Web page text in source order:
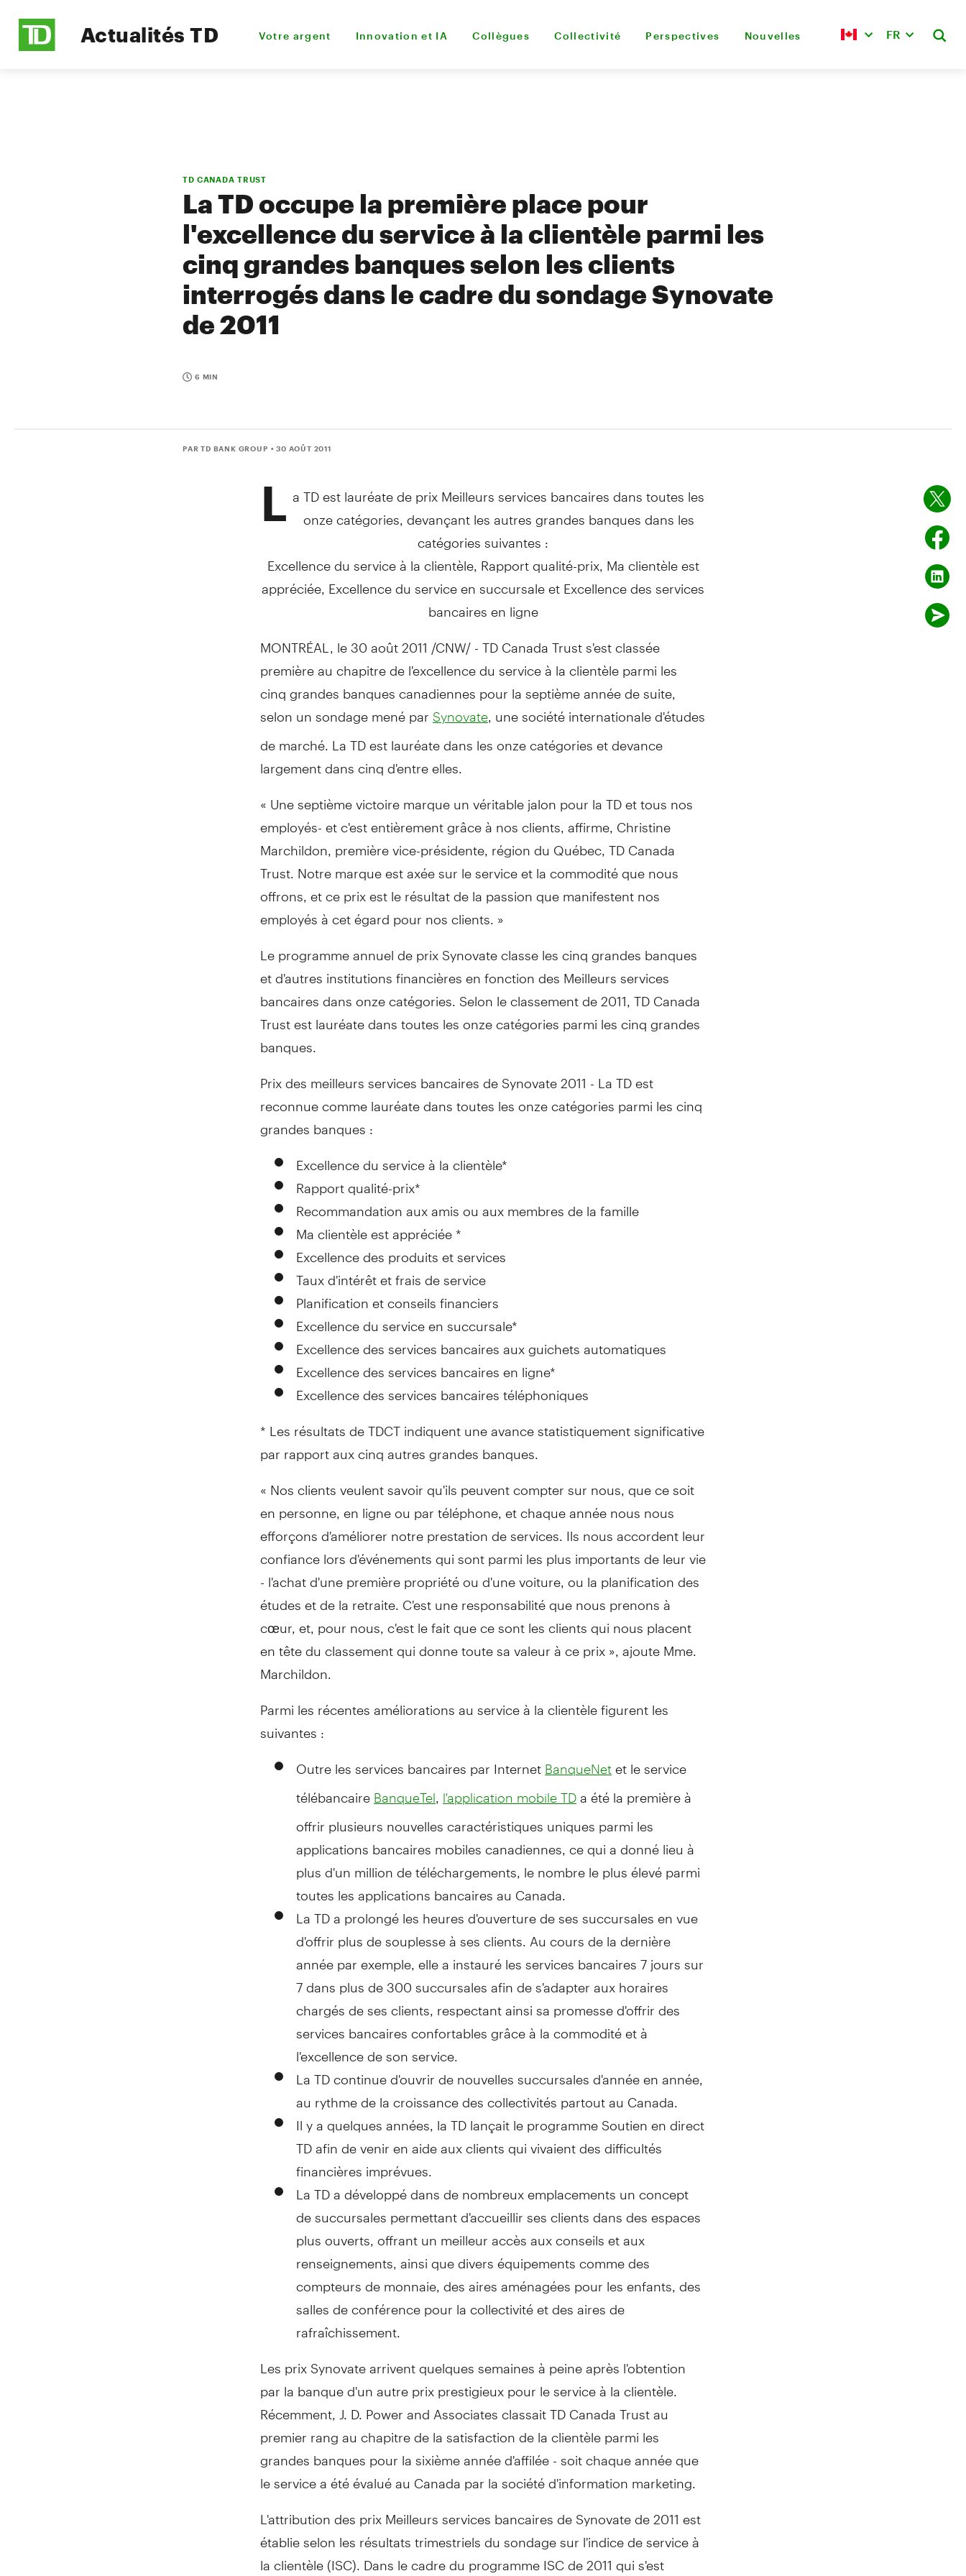
Actualités TD Votre argent Innovation et IA Collègues Collectivité Perspectives Nouvelles FR
TD CANADA TRUST
La TD occupe la première place pour
l'excellence du service à la clientèle parmi les
cinq grandes banques selon les clients
interrogés dans le cadre du sondage Synovate
de 2011
6 MIN
PAR TD BANK GROUP • 30 AOÛT 2011
L a TD est lauréate de prix Meilleurs services bancaires dans toutes les
onze catégories, devançant les autres grandes banques dans les
catégories suivantes :
Excellence du service à la clientèle, Rapport qualité-prix, Ma clientèle est
appréciée, Excellence du service en succursale et Excellence des services
bancaires en ligne
MONTRÉAL, le 30 août 2011 /CNW/ - TD Canada Trust s'est classée
première au chapitre de l'excellence du service à la clientèle parmi les
cinq grandes banques canadiennes pour la septième année de suite,
selon un sondage mené par Synovate , une société internationale d'études
de marché. La TD est lauréate dans les onze catégories et devance
largement dans cinq d'entre elles.
« Une septième victoire marque un véritable jalon pour la TD et tous nos
employés- et c'est entièrement grâce à nos clients, affirme, Christine
Marchildon, première vice-présidente, région du Québec, TD Canada
Trust. Notre marque est axée sur le service et la commodité que nous
offrons, et ce prix est le résultat de la passion que manifestent nos
employés à cet égard pour nos clients. »
Le programme annuel de prix Synovate classe les cinq grandes banques
et d'autres institutions financières en fonction des Meilleurs services
bancaires dans onze catégories. Selon le classement de 2011, TD Canada
Trust est lauréate dans toutes les onze catégories parmi les cinq grandes
banques.
Prix des meilleurs services bancaires de Synovate 2011 - La TD est
reconnue comme lauréate dans toutes les onze catégories parmi les cinq
grandes banques :
Excellence du service à la clientèle*
Rapport qualité-prix*
Recommandation aux amis ou aux membres de la famille
Ma clientèle est appréciée *
Excellence des produits et services
Taux d'intérêt et frais de service
Planification et conseils financiers
Excellence du service en succursale*
Excellence des services bancaires aux guichets automatiques
Excellence des services bancaires en ligne*
Excellence des services bancaires téléphoniques
* Les résultats de TDCT indiquent une avance statistiquement significative
par rapport aux cinq autres grandes banques.
« Nos clients veulent savoir qu'ils peuvent compter sur nous, que ce soit
en personne, en ligne ou par téléphone, et chaque année nous nous
efforçons d'améliorer notre prestation de services. Ils nous accordent leur
confiance lors d'événements qui sont parmi les plus importants de leur vie
- l'achat d'une première propriété ou d'une voiture, ou la planification des
études et de la retraite. C'est une responsabilité que nous prenons à
cœur, et, pour nous, c'est le fait que ce sont les clients qui nous placent
en tête du classement qui donne toute sa valeur à ce prix », ajoute Mme.
Marchildon.
Parmi les récentes améliorations au service à la clientèle figurent les
suivantes :
Outre les services bancaires par Internet BanqueNet et le service
télébancaire BanqueTel l'application mobile TD a été la première à
offrir plusieurs nouvelles caractéristiques uniques parmi les
applications bancaires mobiles canadiennes, ce qui a donné lieu à
plus d'un million de téléchargements, le nombre le plus élevé parmi
toutes les applications bancaires au Canada.
La TD a prolongé les heures d'ouverture de ses succursales en vue
d'offrir plus de souplesse à ses clients. Au cours de la dernière
année par exemple, elle a instauré les services bancaires 7 jours sur
7 dans plus de 300 succursales afin de s'adapter aux horaires
chargés de ses clients, respectant ainsi sa promesse d'offrir des
services bancaires confortables grâce à la commodité et à
l'excellence de son service.
La TD continue d'ouvrir de nouvelles succursales d'année en année,
au rythme de la croissance des collectivités partout au Canada.
Il y a quelques années, la TD lançait le programme Soutien en direct
TD afin de venir en aide aux clients qui vivaient des difficultés
financières imprévues.
La TD a développé dans de nombreux emplacements un concept
de succursales permettant d'accueillir ses clients dans des espaces
plus ouverts, offrant un meilleur accès aux conseils et aux
renseignements, ainsi que divers équipements comme des
compteurs de monnaie, des aires aménagées pour les enfants, des
salles de conférence pour la collectivité et des aires de
rafraîchissement.
Les prix Synovate arrivent quelques semaines à peine après l'obtention
par la banque d'un autre prix prestigieux pour le service à la clientèle.
Récemment, J. D. Power and Associates classait TD Canada Trust au
premier rang au chapitre de la satisfaction de la clientèle parmi les
grandes banques pour la sixième année d'affilée - soit chaque année que
le service a été évalué au Canada par la société d'information marketing.
L'attribution des prix Meilleurs services bancaires de Synovate de 2011 est
établie selon les résultats trimestriels du sondage sur l'indice de service à
la clientèle (ISC). Dans le cadre du programme ISC de 2011 qui s'est